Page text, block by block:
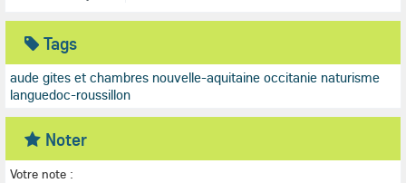
Tags
aude gites et chambres nouvelle-aquitaine occitanie naturisme
languedoc-roussillon
Noter
Votre note :